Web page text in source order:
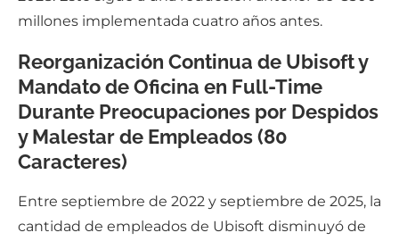
millones implementada cuatro años antes.
Reorganización Continua de Ubisoft y
Mandato de Oficina en Full-Time
Durante Preocupaciones por Despidos
y Malestar de Empleados (80
Caracteres)
Entre septiembre de 2022 y septiembre de 2025, la
cantidad de empleados de Ubisoft disminuyó de